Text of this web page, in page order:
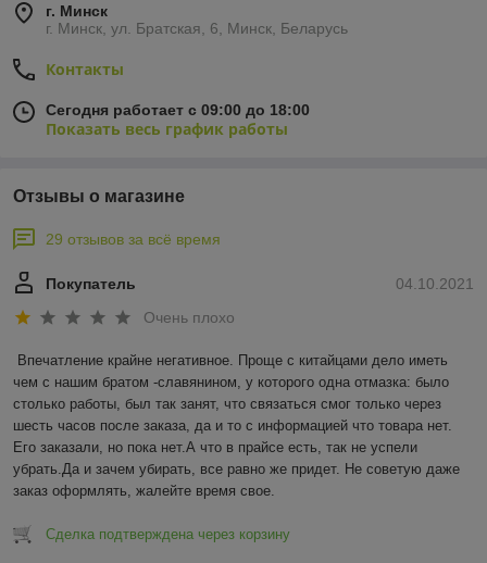
г. Минск
г. Минск, ул. Братская, 6, Минск, Беларусь
Контакты
Сегодня работает с 09:00 до 18:00
Показать весь график работы
Отзывы о магазине
29 отзывов за всё время
04.10.2021
Покупатель
Очень плохо
Впечатление крайне негативное. Проще с китайцами дело иметь
чем с нашим братом -славянином, у которого одна отмазка: было
столько работы, был так занят, что связаться смог только через
шесть часов после заказа, да и то с информацией что товара нет.
Его заказали, но пока нет.А что в прайсе есть, так не успели
убрать.Да и зачем убирать, все равно же придет. Не советую даже
заказ оформлять, жалейте время свое.
Сделка подтверждена через корзину